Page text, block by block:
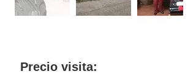
Precio visita: